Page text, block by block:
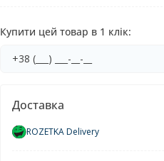
Купити цей товар в 1 клік:
Доставка
ROZETKA Delivery